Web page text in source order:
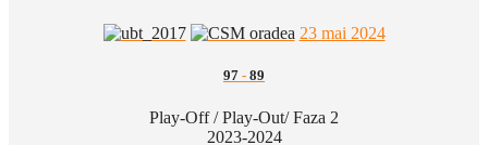
23 mai 2024
97 - 89
Play-Off / Play-Out/ Faza 2
2023-2024